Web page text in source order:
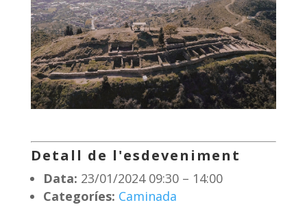
Detall de l'esdeveniment
Data: 23/01/2024 09:30– 14:00
Categoríes: Caminada